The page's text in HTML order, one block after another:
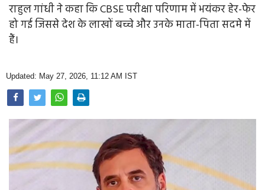
Farm & Food
Photo Gallery
Home
राहुल गांधी ने कहा कि CBSE परीक्षा परिणाम में भयंकर हेर-फेर
हो गई जिससे देश के लाखों बच्चे और उनके माता-पिता सदमे में
हैं।
Updated: May 27, 2026, 11:12 AM IST